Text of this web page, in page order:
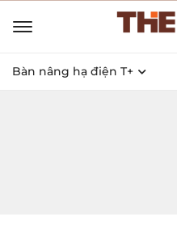
Bàn nâng hạ điện T+